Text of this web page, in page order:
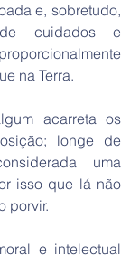
e, sobretudo,
cuidados e
na Terra.
acarreta os
longe de
uma
isso que lá não
porvir.
e intelectual